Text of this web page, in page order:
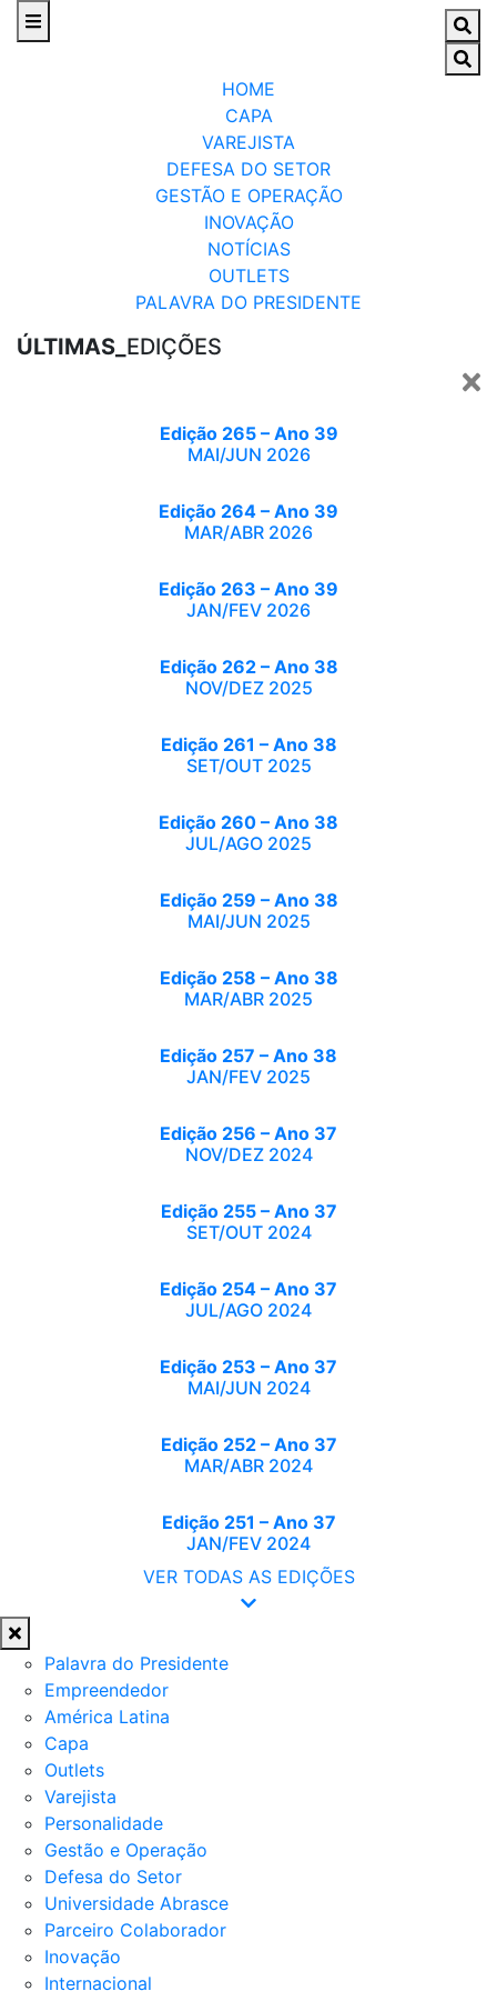
HOME
CAPA
VAREJISTA
DEFESA DO SETOR
GESTÃO E OPERAÇÃO
INOVAÇÃO
NOTÍCIAS
OUTLETS
PALAVRA DO PRESIDENTE
ÚLTIMAS_ EDIÇÕES
Edição 265 – Ano 39
MAI/JUN 2026
Edição 264 – Ano 39
MAR/ABR 2026
Edição 263 – Ano 39
JAN/FEV 2026
Edição 262 – Ano 38
NOV/DEZ 2025
Edição 261 – Ano 38
SET/OUT 2025
Edição 260 – Ano 38
JUL/AGO 2025
Edição 259 – Ano 38
MAI/JUN 2025
Edição 258 – Ano 38
MAR/ABR 2025
Edição 257 – Ano 38
JAN/FEV 2025
Edição 256 – Ano 37
NOV/DEZ 2024
Edição 255 – Ano 37
SET/OUT 2024
Edição 254 – Ano 37
JUL/AGO 2024
Edição 253 – Ano 37
MAI/JUN 2024
Edição 252 – Ano 37
MAR/ABR 2024
Edição 251 – Ano 37
JAN/FEV 2024
VER TODAS AS EDIÇÕES
Palavra do Presidente
Empreendedor
América Latina
Capa
Outlets
Varejista
Personalidade
Gestão e Operação
Defesa do Setor
Universidade Abrasce
Parceiro Colaborador
Inovação
Internacional